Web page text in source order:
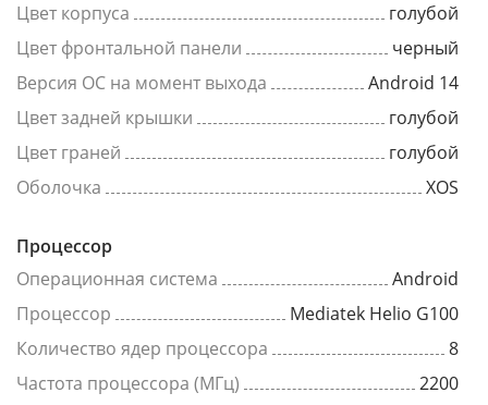
Цвет корпуса
голубой
Цвет фронтальной панели
черный
Версия ОС на момент выхода
Android 14
Цвет задней крышки
голубой
Цвет граней
голубой
Оболочка
XOS
Процессор
Операционная система
Android
Процессор
Mediatek Helio G100
Количество ядер процессора
8
Частота процессора (МГц)
2200